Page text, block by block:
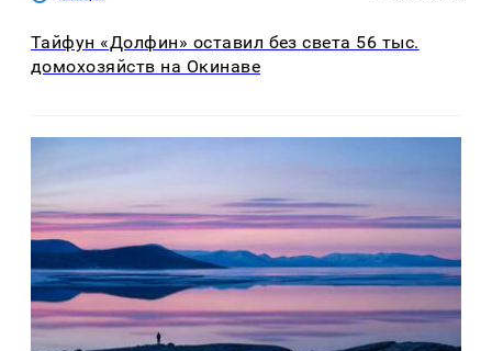
Тайфун «Долфин» оставил без света 56 тыс.
домохозяйств на Окинаве